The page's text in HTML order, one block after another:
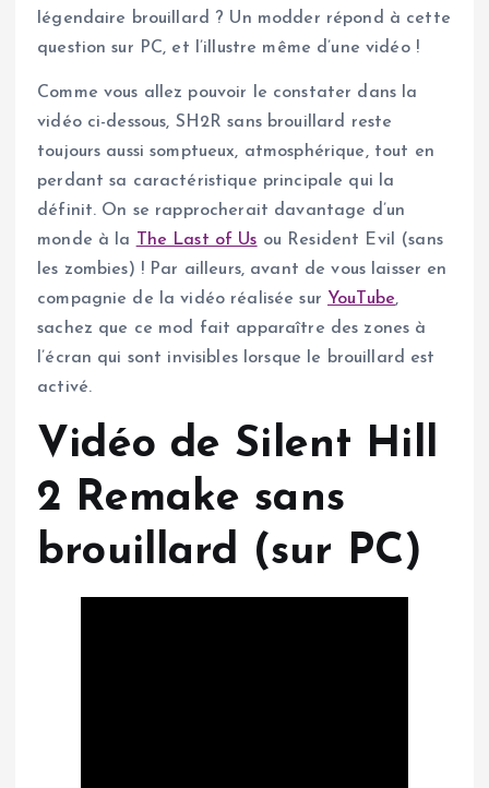
légendaire brouillard ? Un modder répond à cette
question sur PC, et l’illustre même d’une vidéo !
Comme vous allez pouvoir le constater dans la
vidéo ci-dessous, SH2R sans brouillard reste
toujours aussi somptueux, atmosphérique, tout en
perdant sa caractéristique principale qui la
définit. On se rapprocherait davantage d’un
monde à la
The Last of Us ou Resident Evil (sans
les zombies) ! Par ailleurs, avant de vous laisser en
compagnie de la vidéo réalisée sur YouTube,
sachez que ce mod fait apparaître des zones à
l’écran qui sont invisibles lorsque le brouillard est
activé.
Vidéo de Silent Hill
2 Remake sans
brouillard (sur PC)